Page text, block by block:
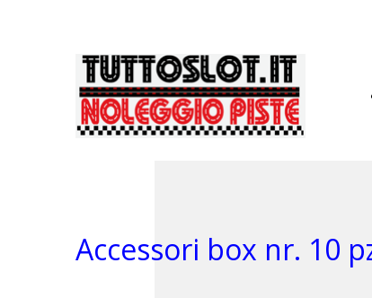
Accessori box nr. 10